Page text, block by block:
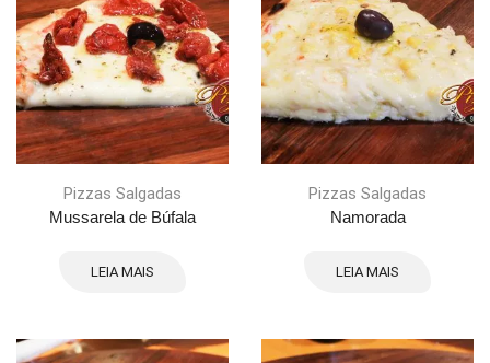
Pizzas Salgadas
Mussarela de Búfala
LEIA MAIS
Pizzas Salgadas
Namorada
LEIA MAIS